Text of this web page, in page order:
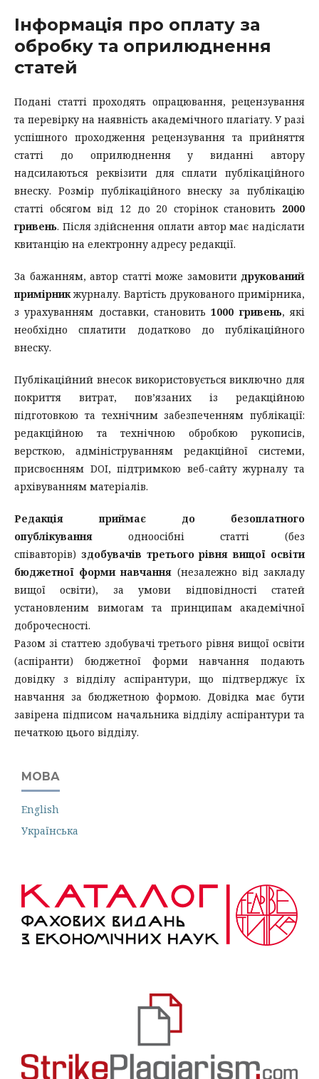
Інформація про оплату за
обробку та оприлюднення
статей
Подані статті проходять опрацювання, рецензування
та перевірку на наявність академічного плагіату. У разі
успішного проходження рецензування та прийняття
статті до оприлюднення у виданні автору
надсилаються реквізити для сплати публікаційного
внеску. Розмір публікаційного внеску за публікацію
статті обсягом від 12 до 20 сторінок становить 2000
гривень. Після здійснення оплати автор має надіслати
квитанцію на електронну адресу редакції.
За бажанням, автор статті може замовити друкований
примірникжурналу. Вартість друкованого примірника,
з урахуванням доставки, становить1000 гривень, які
необхідно сплатити додатково до публікаційного
внеску.
Публікаційний внесок використовується виключно для
покриття витрат, пов’язаних із редакційною
підготовкою та технічним забезпеченням публікації:
редакційною та технічною обробкою рукописів,
версткою, адмініструванням редакційної системи,
присвоєнням DOI, підтримкою веб-сайту журналу та
архівуванням матеріалів.
Редакція приймає до безоплатного
опублікування одноосібні статті (без
співавторів) здобувачів третього рівня вищої освіти
бюджетної форми навчання (незалежно від закладу
вищої освіти), за умови відповідності статей
установленим вимогам та принципам академічної
доброчесності.
Разом зі статтею здобувачі третього рівня вищої освіти
(аспіранти) бюджетної форми навчання подають
довідку з відділу аспірантури, що підтверджує їх
навчання за бюджетною формою. Довідка має бути
завірена підписом начальника відділу аспірантури та
печаткою цього відділу.
МОВА
English
Українська